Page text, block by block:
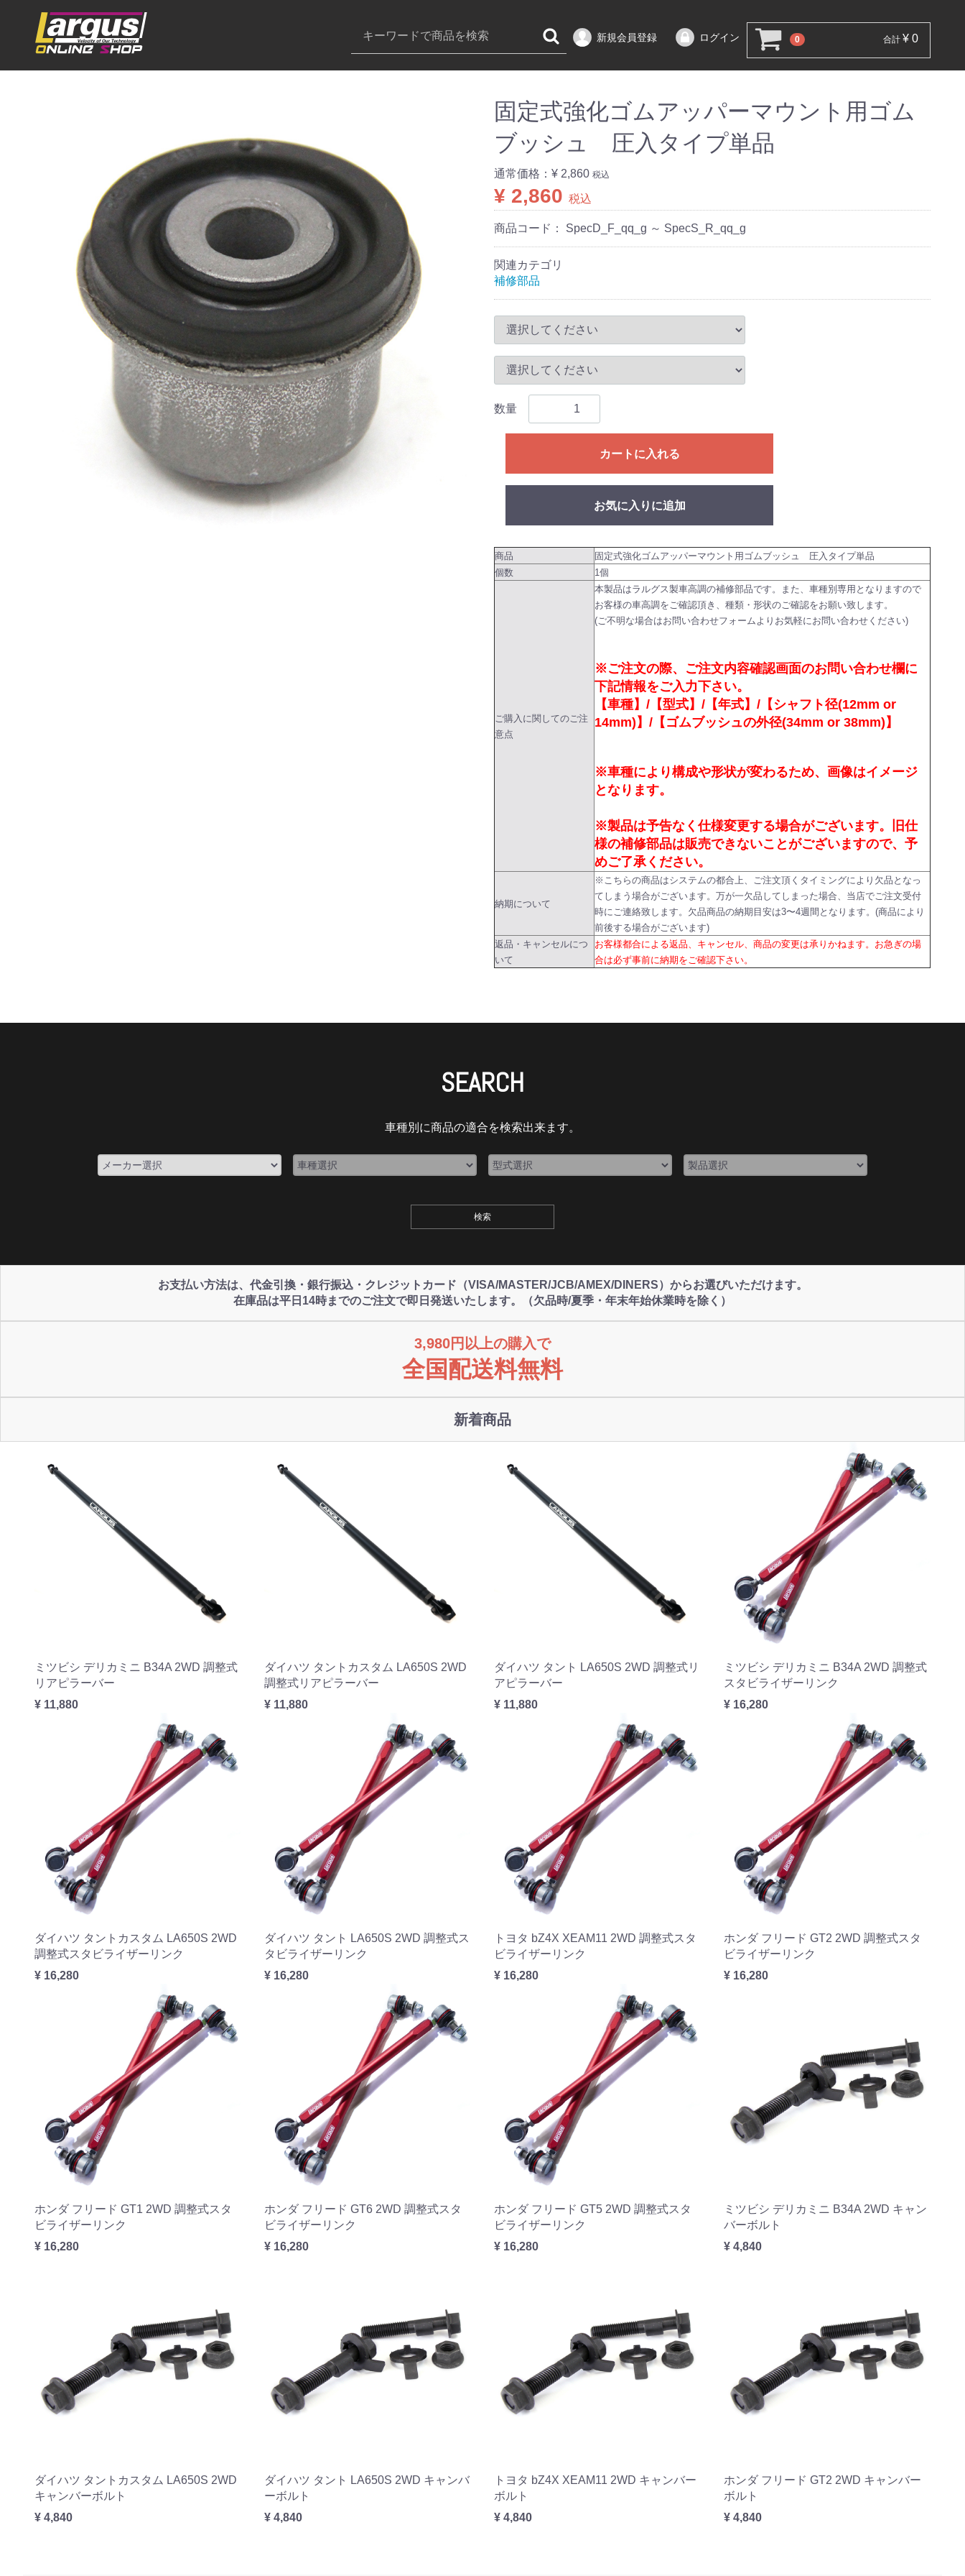
0 合計 ¥ 0
新規会員登録 ログイン
固定式強化ゴムアッパーマウント用ゴム
ブッシュ 圧入タイプ単品
通常価格： ¥ 2,860 税込
¥ 2,860 税込
商品コード： SpecD_F_qq_g ～ SpecS_R_qq_g
関連カテゴリ
補修部品
数量
カートに入れる
お気に入りに追加
商品
固定式強化ゴムアッパーマウント用ゴムブッシュ 圧入タイプ単品
個数
1個
ご購入に関してのご注
意点
本製品はラルグス製車高調の補修部品です。また、車種別専用となりますので
お客様の車高調をご確認頂き、種類・形状のご確認をお願い致します。
(ご不明な場合はお問い合わせフォームよりお気軽にお問い合わせください)
※ご注文の際、ご注文内容確認画面のお問い合わせ欄に
下記情報をご入力下さい。
【車種】/【型式】/【年式】/【シャフト径(12mm or
14mm)】/【ゴムブッシュの外径(34mm or 38mm)】
※車種により構成や形状が変わるため、画像はイメージ
となります。
※製品は予告なく仕様変更する場合がございます。旧仕
様の補修部品は販売できないことがございますので、予
めご了承ください。
納期について
※こちらの商品はシステムの都合上、ご注文頂くタイミングにより欠品となっ
てしまう場合がございます。万が一欠品してしまった場合、当店でご注文受付
時にご連絡致します。欠品商品の納期目安は3〜4週間となります。(商品により
前後する場合がございます)
返品・キャンセルにつ
いて
お客様都合による返品、キャンセル、商品の変更は承りかねます。お急ぎの場
合は必ず事前に納期をご確認下さい。
SEARCH
車種別に商品の適合を検索出来ます。
お支払い方法は、代金引換・銀行振込・クレジットカード（VISA/MASTER/JCB/AMEX/DINERS）からお選びいただけます。
在庫品は平日14時までのご注文で即日発送いたします。（欠品時/夏季・年末年始休業時を除く）
3,980円以上の購入で
全国配送料無料
新着商品
ミツビシ デリカミニ B34A 2WD 調整式
リアピラーバー
¥ 11,880
ダイハツ タントカスタム LA650S 2WD
調整式リアピラーバー
¥ 11,880
ダイハツ タント LA650S 2WD 調整式リ
アピラーバー
¥ 11,880
ミツビシ デリカミニ B34A 2WD 調整式
スタビライザーリンク
¥ 16,280
ダイハツ タントカスタム LA650S 2WD
調整式スタビライザーリンク
¥ 16,280
ダイハツ タント LA650S 2WD 調整式ス
タビライザーリンク
¥ 16,280
トヨタ bZ4X XEAM11 2WD 調整式スタ
ビライザーリンク
¥ 16,280
ホンダ フリード GT2 2WD 調整式スタ
ビライザーリンク
¥ 16,280
ホンダ フリード GT1 2WD 調整式スタ
ビライザーリンク
¥ 16,280
ホンダ フリード GT6 2WD 調整式スタ
ビライザーリンク
¥ 16,280
ホンダ フリード GT5 2WD 調整式スタ
ビライザーリンク
¥ 16,280
ミツビシ デリカミニ B34A 2WD キャン
バーボルト
¥ 4,840
ダイハツ タントカスタム LA650S 2WD
キャンバーボルト
¥ 4,840
ダイハツ タント LA650S 2WD キャンバ
ーボルト
¥ 4,840
トヨタ bZ4X XEAM11 2WD キャンバー
ボルト
¥ 4,840
ホンダ フリード GT2 2WD キャンバー
ボルト
¥ 4,840